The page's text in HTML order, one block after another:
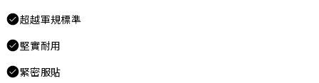
超越軍規標準
堅實耐用
緊密服貼